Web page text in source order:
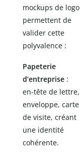
mockups de logo
permettent de
valider cette
polyvalence :
Papeterie
d’entreprise :
en-tête de lettre,
enveloppe, carte
de visite, créant
une identité
cohérente.